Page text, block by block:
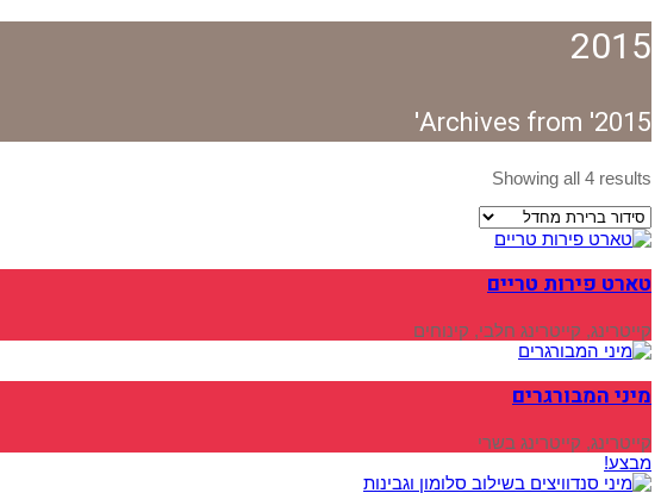
2015
Archives from '2015'
Showing all 4 results
טארט פירות טריים
קייטרינג, קייטרינג חלבי, קינוחים
מיני המבורגרים
קייטרינג, קייטרינג בשרי
מבצע!